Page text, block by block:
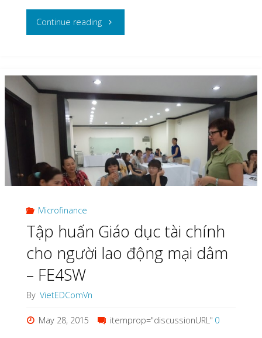
Continue reading"Tập
Hộ
Quyền
Hữu
Trong
Microfinance
Tập huấn Giáo dục tài chính
cho người lao động mại dâm
– FE4SW
By VietEDComVn
May 28, 2015 itemprop="discussionURL" 0